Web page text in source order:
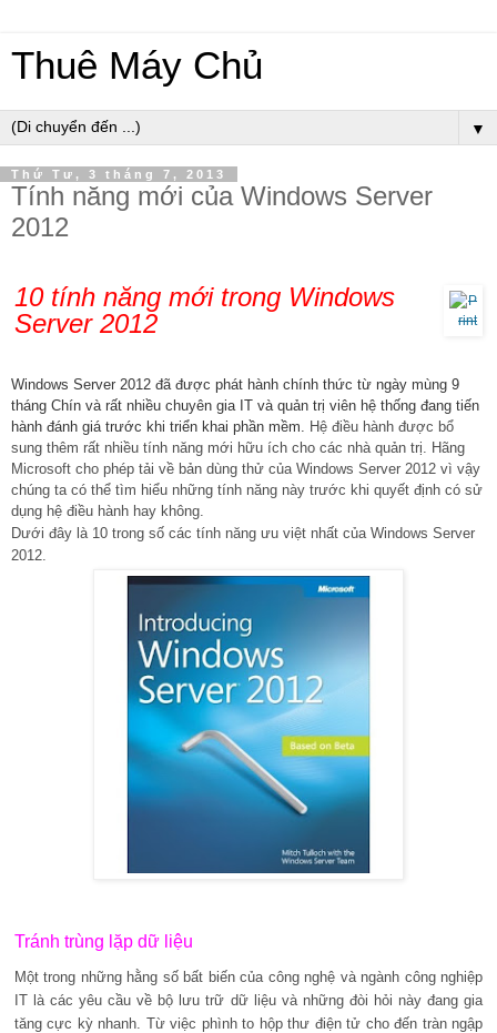
Thuê Máy Chủ
▼
Thứ Tư, 3 tháng 7, 2013
Tính năng mới của Windows Server
2012
10 tính năng mới trong Windows
Server 2012
Windows Server 2012 đã được phát hành chính thức từ ngày mùng 9
tháng Chín và rất nhiều chuyên gia IT và quản trị viên hệ thống đang tiến
hành đánh giá trước khi triển khai phần mềm.
Hệ điều hành được bổ
sung thêm rất nhiều tính năng mới hữu ích cho các nhà quản trị. Hãng
Microsoft cho phép tải về bản dùng thử của Windows Server 2012 vì vậy
chúng ta có thể tìm hiểu những tính năng này trước khi quyết định có sử
dụng hệ điều hành hay không.
Dưới đây là 10 trong số các tính năng ưu việt nhất của Windows Server
2012.
Tránh trùng lặp dữ liệu
Một trong những hằng số bất biến của công nghệ và ngành công nghiệp
IT là các yêu cầu về bộ lưu trữ dữ liệu và những đòi hỏi này đang gia
tăng cực kỳ nhanh. Từ việc phình to hộp thư điện tử cho đến tràn ngập